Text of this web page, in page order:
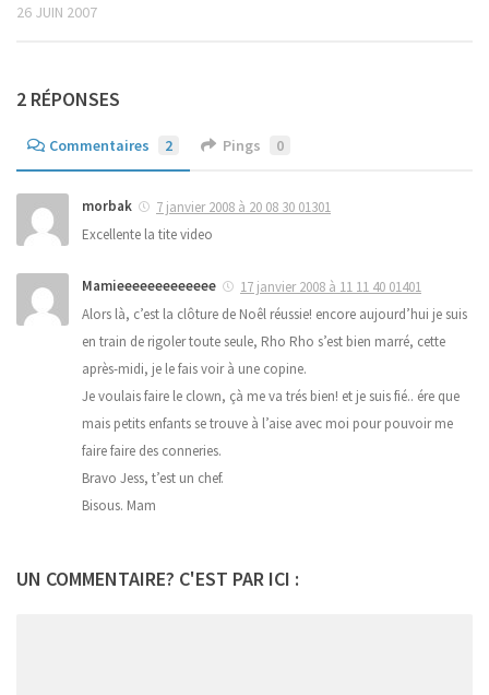
26 JUIN 2007
2 RÉPONSES
Commentaires 2 Pings 0
morbak
7 janvier 2008 à 20 08 30 01301
Excellente la tite video
Mamieeeeeeeeeeeee
17 janvier 2008 à 11 11 40 01401
Alors là, c’est la clôture de Noêl réussie! encore aujourd’hui je suis
en train de rigoler toute seule, Rho Rho s’est bien marré, cette
après-midi, je le fais voir à une copine.
Je voulais faire le clown, çà me va trés bien! et je suis fié.. ére que
mais petits enfants se trouve à l’aise avec moi pour pouvoir me
faire faire des conneries.
Bravo Jess, t’est un chef.
Bisous. Mam
UN COMMENTAIRE? C'EST PAR ICI :